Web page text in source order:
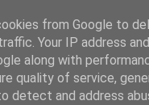
from Google to
Your IP address
along with
quality of service,
detect and address